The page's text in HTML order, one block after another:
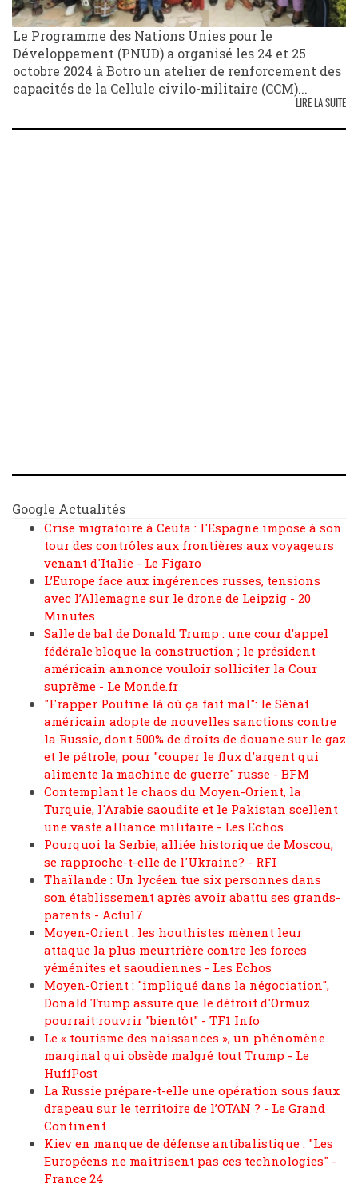
Le Programme des Nations Unies pour le
Développement (PNUD) a organisé les 24 et 25
octobre 2024 à Botro un atelier de renforcement des
capacités de la Cellule civilo-militaire (CCM)...
LIRE LA SUITE
Google Actualités
Crise migratoire à Ceuta : l'Espagne impose à son
tour des contrôles aux frontières aux voyageurs
venant d'Italie - Le Figaro
L’Europe face aux ingérences russes, tensions
avec l’Allemagne sur le drone de Leipzig - 20
Minutes
Salle de bal de Donald Trump : une cour d’appel
fédérale bloque la construction ; le président
américain annonce vouloir solliciter la Cour
suprême - Le Monde.fr
"Frapper Poutine là où ça fait mal": le Sénat
américain adopte de nouvelles sanctions contre
la Russie, dont 500% de droits de douane sur le gaz
et le pétrole, pour "couper le flux d'argent qui
alimente la machine de guerre" russe - BFM
Contemplant le chaos du Moyen-Orient, la
Turquie, l'Arabie saoudite et le Pakistan scellent
une vaste alliance militaire - Les Echos
Pourquoi la Serbie, alliée historique de Moscou,
se rapproche-t-elle de l'Ukraine? - RFI
Thaïlande : Un lycéen tue six personnes dans
son établissement après avoir abattu ses grands-
parents - Actu17
Moyen-Orient : les houthistes mènent leur
attaque la plus meurtrière contre les forces
yéménites et saoudiennes - Les Echos
Moyen-Orient : "impliqué dans la négociation",
Donald Trump assure que le détroit d'Ormuz
pourrait rouvrir "bientôt" - TF1 Info
Le « tourisme des naissances », un phénomène
marginal qui obsède malgré tout Trump - Le
HuffPost
La Russie prépare-t-elle une opération sous faux
drapeau sur le territoire de l’OTAN ? - Le Grand
Continent
Kiev en manque de défense antibalistique : "Les
Européens ne maîtrisent pas ces technologies" -
France 24